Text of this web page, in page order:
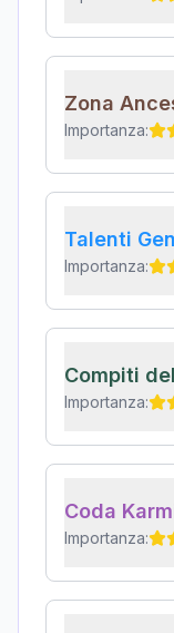
Zona
Importanza:
Talenti
Importanza:
Compiti
Importanza:
Coda
Importanza: